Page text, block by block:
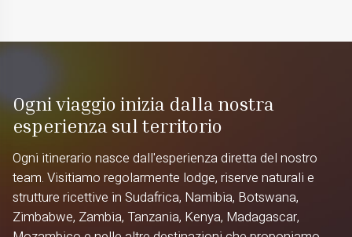
Ogni viaggio inizia dalla nostra
esperienza sul territorio
Ogni itinerario nasce dall'esperienza diretta del nostro
team. Visitiamo regolarmente lodge, riserve naturali e
strutture ricettive in Sudafrica, Namibia, Botswana,
Zimbabwe, Zambia, Tanzania, Kenya, Madagascar,